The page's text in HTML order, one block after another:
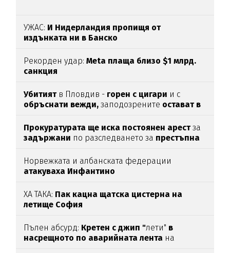
УЖАС: И Нидерландия пропищя от
издънката ни в Банско
Рекорден удар:Meta плаща близо $1 млрд.
санкция
Убитиятв Пловдив - горен с цигари и с
обръснати вежди, заподозрените остават в
Прокуратурата ще иска постоянен арестза
задържани по разследването за престъпна
Норвежката и албанската федерации
атакуваха Инфантино
ХА ТАКА: Пак кацна щатска цистерна на
летище София
Пълен абсурд: Кретен с джип "лети" в
насрещното по аварийната лента на